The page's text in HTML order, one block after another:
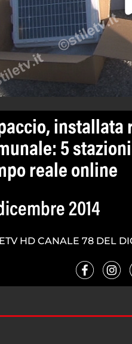
installata
5
reale online
2014
HD CANALE 78 DEL